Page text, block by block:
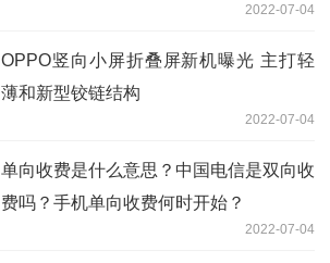
2022-07-04
OPPO竖向小屏折叠屏新机曝光 主打轻
薄和新型铰链结构
2022-07-04
单向收费是什么意思？中国电信是双向收
费吗？手机单向收费何时开始？
2022-07-04